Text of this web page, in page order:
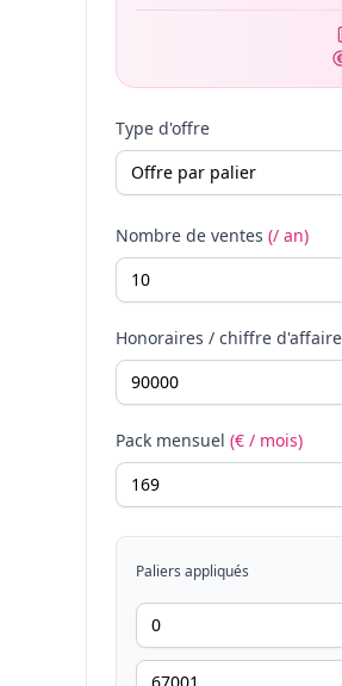
Type d'offre
Nombre de ventes (/ an)
Honoraires / chiffre
Pack mensuel (€ / mois)
Paliers appliqués